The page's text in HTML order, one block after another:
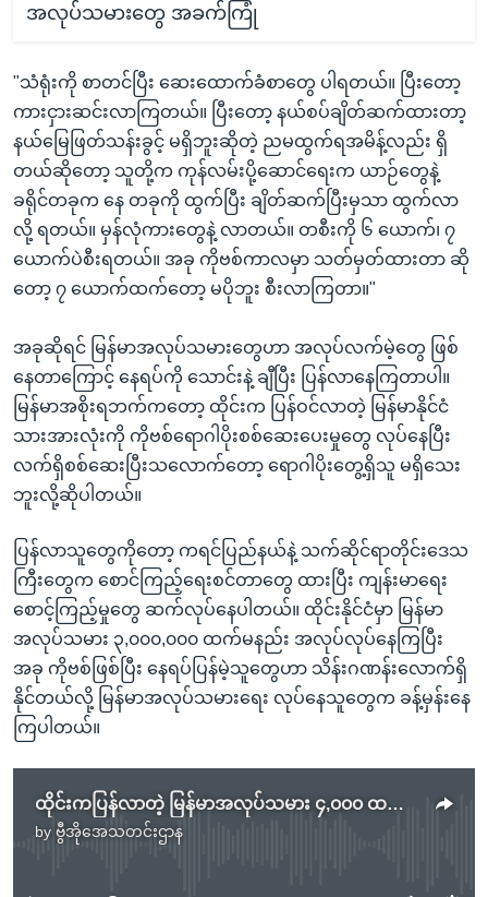
အလုပ်သမားတွေ အခက်ကြုံ
"သံရုံးကို စာတင်ပြီး ဆေးထောက်ခံစာတွေ ပါရတယ်။ ပြီးတော့
ကားငှားဆင်းလာကြတယ်။ ပြီးတော့ နယ်စပ်ချိတ်ဆက်ထားတာ့
နယ်မြေဖြတ်သန်းခွင့် မရှိဘူးဆိုတဲ့ ညမထွက်ရအမိန့်လည်း ရှိ
တယ်ဆိုတော့ သူတို့က ကုန်လမ်းပို့ဆောင်ရေးက ယာဉ်တွေနဲ့
ခရိုင်တခုက နေ တခုကို ထွက်ပြီး ချိတ်ဆက်ပြီးမှသာ ထွက်လာ
လို့ ရတယ်။ မှန်လုံကားတွေနဲ့ လာတယ်။ တစီးကို ၆ ယောက်၊ ၇
ယောက်ပဲစီးရတယ်။ အခု ကိုဗစ်ကာလမှာ သတ်မှတ်ထားတာ ဆို
တော့ ၇ ယောက်ထက်တော့ မပိုဘူး စီးလာကြတာ။"
အခုဆိုရင် မြန်မာအလုပ်သမားတွေဟာ အလုပ်လက်မဲ့တွေ ဖြစ်
နေတာကြောင့် နေရပ်ကို သောင်းနဲ့ ချီပြီး ပြန်လာနေကြတာပါ။
မြန်မာအစိုးရဘက်ကတော့ ထိုင်းက ပြန်ဝင်လာတဲ့ မြန်မာနိုင်ငံ
သားအားလုံးကို ကိုဗစ်ရောဂါပိုးစစ်ဆေးပေးမှုတွေ လုပ်နေပြီး
လက်ရှိစစ်ဆေးပြီးသလောက်တော့ ရောဂါပိုးတွေ့ရှိသူ မရှိသေး
ဘူးလို့ဆိုပါတယ်။
ပြန်လာသူတွေကိုတော့ ကရင်ပြည်နယ်နဲ့ သက်ဆိုင်ရာတိုင်းဒေသ
ကြီးတွေက စောင်ကြည့်ရေးစင်တာတွေ ထားပြီး ကျန်းမာရေး
စောင့်ကြည့်မှုတွေ ဆက်လုပ်နေပါတယ်။ ထိုင်းနိုင်ငံမှာ မြန်မာ
အလုပ်သမား ၃,၀၀၀,၀၀၀ ထက်မနည်း အလုပ်လုပ်နေကြပြီး
အခု ကိုဗစ်ဖြစ်ပြီး နေရပ်ပြန်မဲ့သူတွေဟာ သိန်းဂဏန်းလောက်ရှိ
နိုင်တယ်လို့ မြန်မာအလုပ်သမားရေး လုပ်နေသူတွေက ခန့်မှန်းနေ
ကြပါတယ်။
ထိုင်းကပြန်လာတဲ့ မြန်မာအလုပ်သမား ၄,၀၀၀ ထက်မနည်းရှိပြီ
by ဗွီအိုအေသတင်းဌာန
No media source currently available